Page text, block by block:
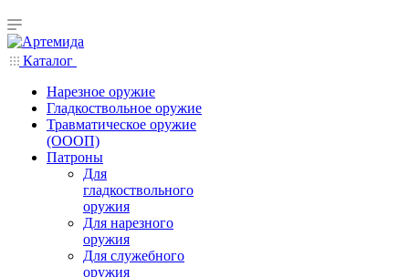
Каталог
Нарезное оружие
Гладкоствольное оружие
Травматическое оружие
(ОООП)
Патроны
Для
гладкоствольного
оружия
Для нарезного
оружия
Для служебного
оружия